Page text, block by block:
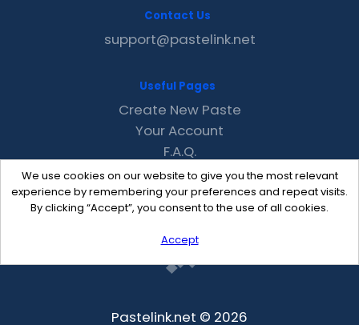
We use cookies on our website to give you the most relevant
experience by remembering your preferences and repeat visits.
By clicking “Accept”, you consent to the use of all cookies.
Accept
Contact Us
support@pastelink.net
Useful Pages
Create New Paste
Your Account
F.A.Q.
Recent
Contact
Pastelink.net © 2026